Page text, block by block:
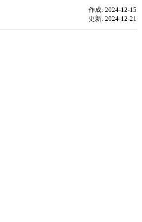
作成: 2024-12-15
更新: 2024-12-21